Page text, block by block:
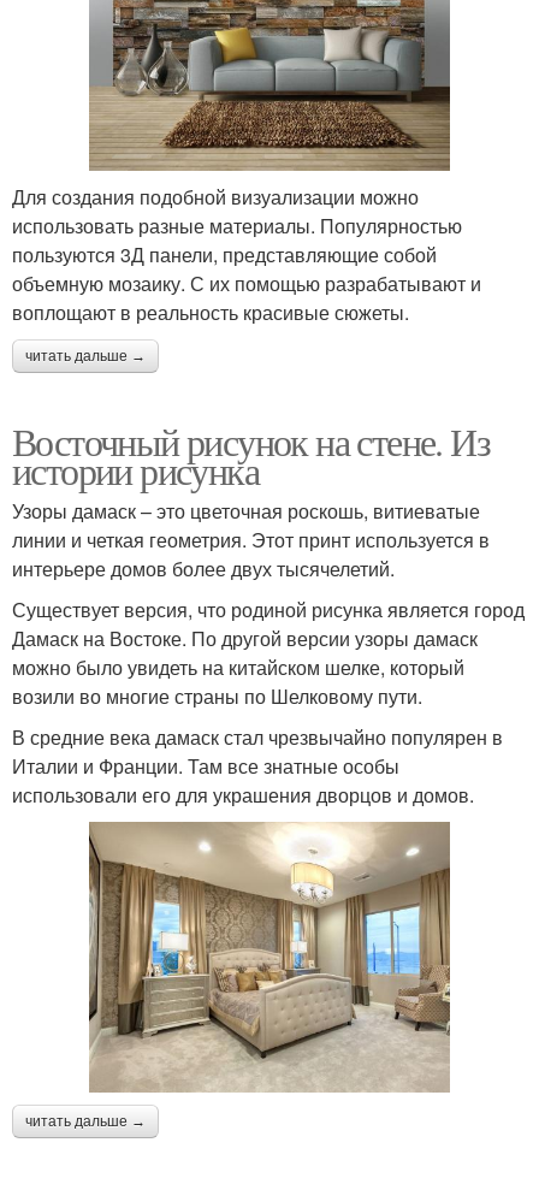
Для создания подобной визуализации можно
использовать разные материалы. Популярностью
пользуются 3Д панели, представляющие собой
объемную мозаику. С их помощью разрабатывают и
воплощают в реальность красивые сюжеты.
читать дальше →
Восточный рисунок на стене. Из
истории рисунка
Узоры дамаск – это цветочная роскошь, витиеватые
линии и четкая геометрия. Этот принт используется в
интерьере домов более двух тысячелетий.
Существует версия, что родиной рисунка является город
Дамаск на Востоке. По другой версии узоры дамаск
можно было увидеть на китайском шелке, который
возили во многие страны по Шелковому пути.
В средние века дамаск стал чрезвычайно популярен в
Италии и Франции. Там все знатные особы
использовали его для украшения дворцов и домов.
читать дальше →